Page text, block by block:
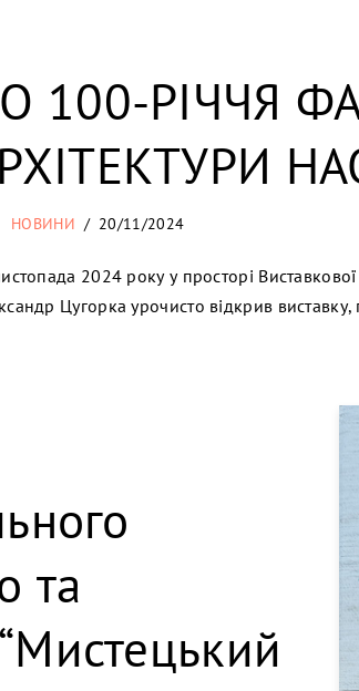
100-РІЧЧЯ
НОВИНИ 20/11/2024
2024 року у просторі
Цугорка урочисто відкрив
та